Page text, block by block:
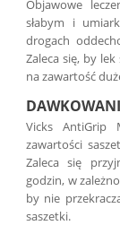
Objawowe
słabym i
drogach
Zaleca się, by
na zawartość
Vicks AntiGrip
zawartości
Zaleca się
godzin, w
by nie
saszetki.